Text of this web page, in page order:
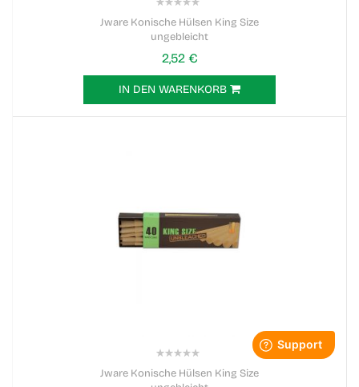
Jware Konische Hülsen King Size
ungebleicht
2,52 €
IN DEN WARENKORB
Jware Konische Hülsen King Size